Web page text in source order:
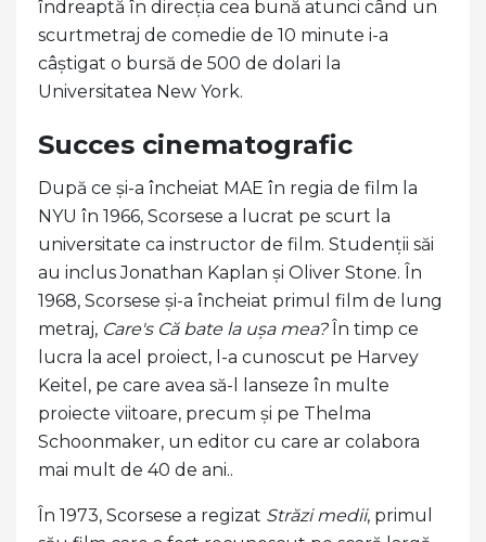
îndreaptă în direcția cea bună atunci când un
scurtmetraj de comedie de 10 minute i-a
câștigat o bursă de 500 de dolari la
Universitatea New York.
Succes cinematografic
După ce și-a încheiat MAE în regia de film la
NYU în 1966, Scorsese a lucrat pe scurt la
universitate ca instructor de film. Studenții săi
au inclus Jonathan Kaplan și Oliver Stone. În
1968, Scorsese și-a încheiat primul film de lung
metraj, Care's Că bate la ușa mea?În timp ce
lucra la acel proiect, l-a cunoscut pe Harvey
Keitel, pe care avea să-l lanseze în multe
proiecte viitoare, precum și pe Thelma
Schoonmaker, un editor cu care ar colabora
mai mult de 40 de ani..
În 1973, Scorsese a regizat Străzi medii, primul